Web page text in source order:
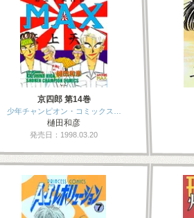
京四郎 第14巻
少年チャンピオン・コミックス…
樋田和彦
発売日：1998.03.20